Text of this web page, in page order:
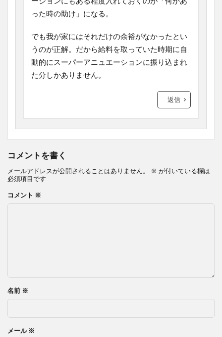
った時の助け」になる。
でも我が家にはそれだけの余裕がなかったとい
うのが正解。だから給料を取っていた時期に自
動的にスーパーアニュエーションに振り込まれ
た分しかありません。
返信
コメントを書く
メールアドレスが公開されることはありません。 ※ が付いている欄は
必須項目です
コメント ※
名前 ※
メール ※